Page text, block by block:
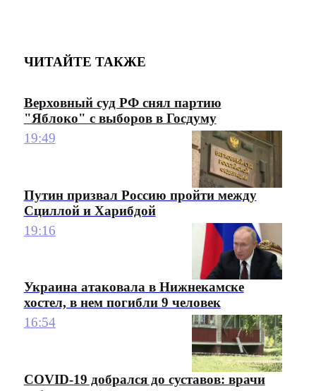
ЧИТАЙТЕ ТАКЖЕ
Верховный суд РФ снял партию
"Яблоко" с выборов в Госдуму
19:49
Путин призвал Россию пройти между
Сциллой и Харибдой
19:16
Украина атаковала в Нижнекамске
хостел, в нем погибли 9 человек
16:54
COVID-19 добрался до суставов: врачи